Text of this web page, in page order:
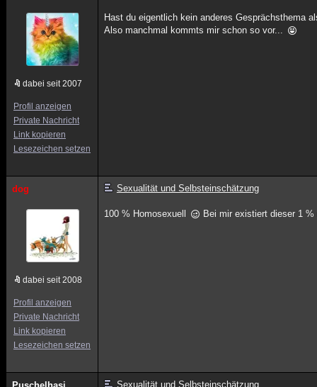
dabei seit 2007
Profil anzeigen
Private Nachricht
Link kopieren
Lesezeichen setzen
Hast du eigentlich kein anderes Gesprächsthema
Also manchmal kommts mir schon so vor...
dog
dabei seit 2008
Profil anzeigen
Private Nachricht
Link kopieren
Lesezeichen setzen
Sexualität und Selbsteinschätzung
100 % Homosexuell Bei mir existiert dieser 1
Sexualität und Selbsteinschätzung